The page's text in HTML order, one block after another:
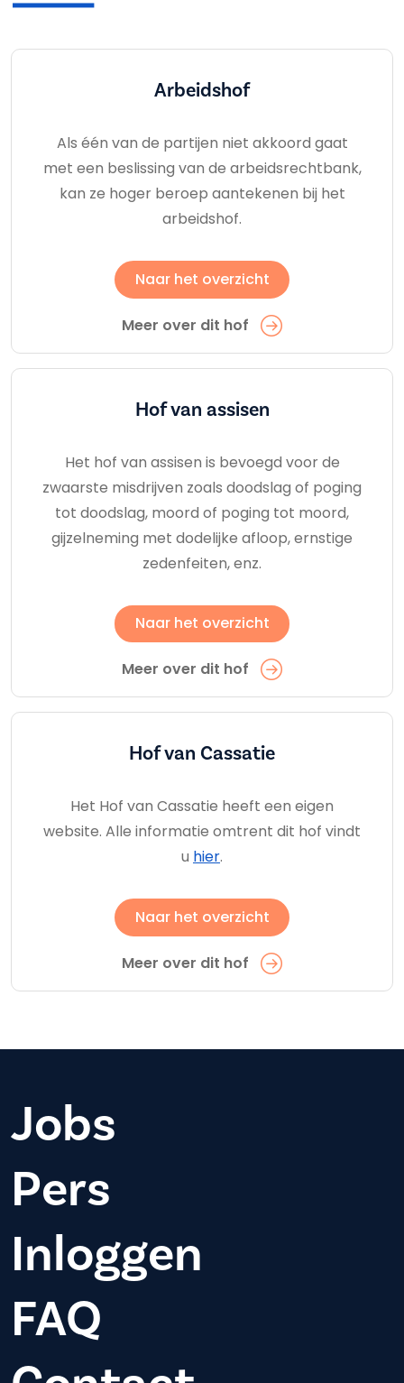
Arbeidshof
Als één van de partijen niet akkoord gaat
met een beslissing van de arbeidsrechtbank,
kan ze hoger beroep aantekenen bij het
arbeidshof.
Naar het overzicht
Meer over dit hof
Hof van assisen
Het hof van assisen is bevoegd voor de
zwaarste misdrijven zoals doodslag of poging
tot doodslag, moord of poging tot moord,
gijzelneming met dodelijke afloop, ernstige
zedenfeiten, enz.
Naar het overzicht
Meer over dit hof
Hof van Cassatie
Het Hof van Cassatie heeft een eigen
website. Alle informatie omtrent dit hof vindt
u hier.
Naar het overzicht
Meer over dit hof
Jobs
Pers
Inloggen
FAQ